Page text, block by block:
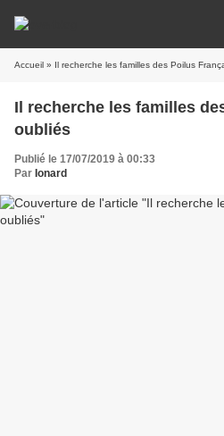
Accueil » Il recherche les familles des Poilus
Il recherche les familles
oubliés
Publié le 17/07/2019 à 00:33
Par Ionard